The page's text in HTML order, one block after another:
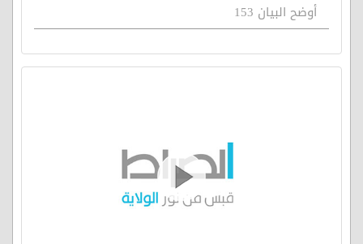
أوضح البيان 153